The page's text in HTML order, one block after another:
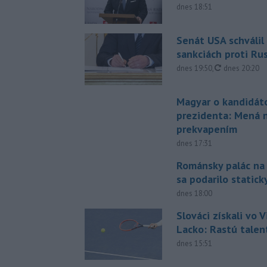
dnes 18:51
Senát USA
sankciách proti
dnes 19:50, aktualizované
dnes 20:20
Magyar o
prezidenta: Mená
prekvapením
dnes 17:31
Románsky palác
sa podarilo
dnes 18:00
Slováci získali vo
Lacko: Rastú
dnes 15:51